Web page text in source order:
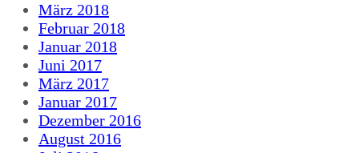
März 2018
Februar 2018
Januar 2018
Juni 2017
März 2017
Januar 2017
Dezember 2016
August 2016